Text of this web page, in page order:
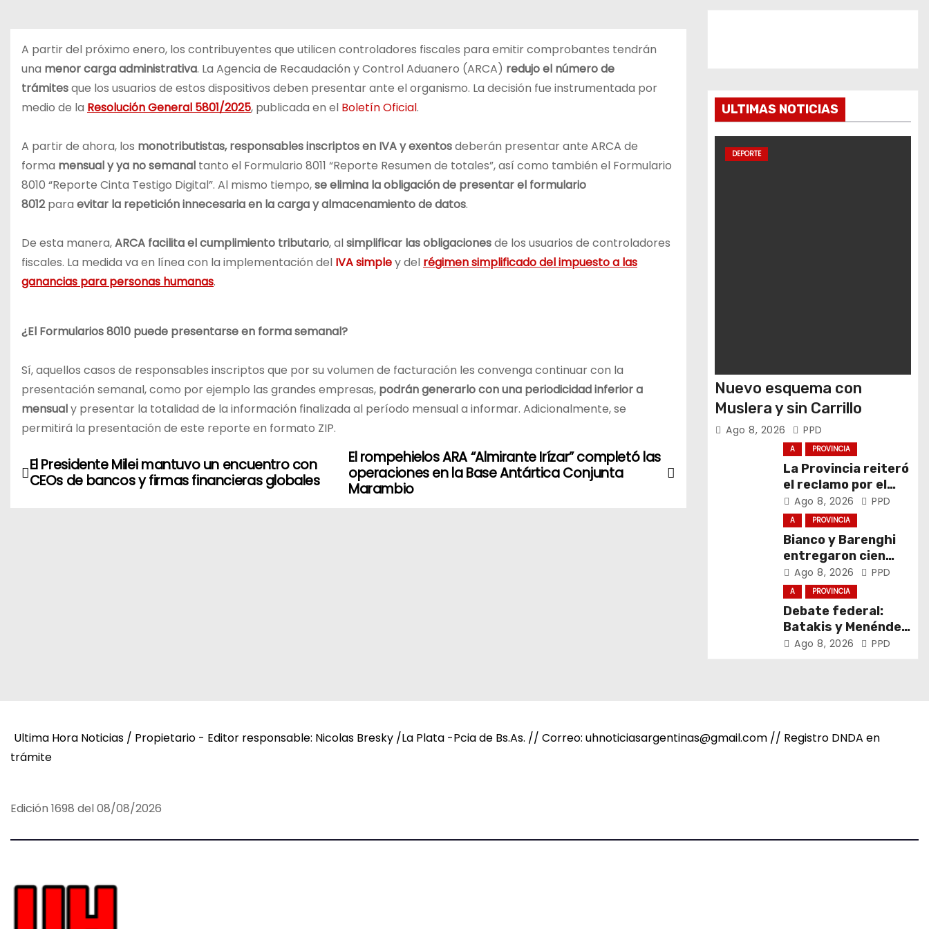
A partir del próximo enero, los contribuyentes que utilicen controladores fiscales para emitir comprobantes tendrán
una menor carga administrativa. La Agencia de Recaudación y Control Aduanero (ARCA) redujo el número de
trámitesque los usuarios de estos dispositivos deben presentar ante el organismo. La decisión fue instrumentada por
medio de la Resolución General 5801/2025, publicada en el Boletín Oficial.
A partir de ahora, los monotributistas, responsables inscriptos en IVA y exentosdeberán presentar ante ARCA de
forma mensual y ya no semanal tanto el Formulario 8011 “Reporte Resumen de totales”, así como también el Formulario
8010 “Reporte Cinta Testigo Digital”. Al mismo tiempo,se elimina la obligación de presentar el formulario
8012para evitar la repetición innecesaria en la carga y almacenamiento de datos.
De esta manera,ARCA facilita el cumplimiento tributario, alsimplificar las obligacionesde los usuarios de controladores
fiscales. La medida va en línea con la implementación del IVA simpley del régimen simplificado del impuesto a las
ganancias para personas humanas.
¿El Formularios 8010 puede presentarse en forma semanal?
Sí, aquellos casos de responsables inscriptos que por su volumen de facturación les convenga continuar con la
presentación semanal, como por ejemplo las grandes empresas, podrán generarlo con una periodicidad inferior a
mensualy presentar la totalidad de la información finalizada al período mensual a informar. Adicionalmente, se
permitirá la presentación de este reporte en formato ZIP.
N
a
d
e
n
r
El rompehielos ARA “Almirante Irízar” completó las
operaciones en la Base Antártica Conjunta
Marambio
El Presidente Milei mantuvo un encuentro con
CEOs de bancos y firmas financieras globales
ULTIMAS NOTICIAS
DEPORTE
Nuevo esquema con
Muslera y sin Carrillo
Ago 8, 2026 PPD
A PROVINCIA
La Provincia reiteró
el reclamo por el
respeto al
federalismo
Ago 8, 2026 PPD
A PROVINCIA
Bianco y Barenghi
entregaron cien
computadoras de
Conectar Igualdad
Bonaerense
Ago 8, 2026 PPD
A PROVINCIA
Debate federal:
Batakis y Menéndez
encabezaron la 108°
Ago 8, 2026 PPD
Ultima Hora Noticias / Propietario - Editor responsable: Nicolas Bresky /La Plata -Pcia de Bs.As. // Correo: uhnoticiasargentinas@gmail.com // Registro DNDA en
trámite
Edición 1698 del 08/08/2026